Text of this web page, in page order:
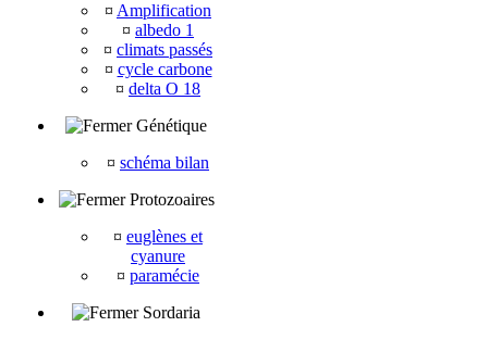
¤ Amplification
¤ albedo 1
¤ climats passés
¤ cycle carbone
¤ delta O 18
Génétique
¤ schéma bilan
Protozoaires
¤ euglènes et
cyanure
¤ paramécie
Sordaria